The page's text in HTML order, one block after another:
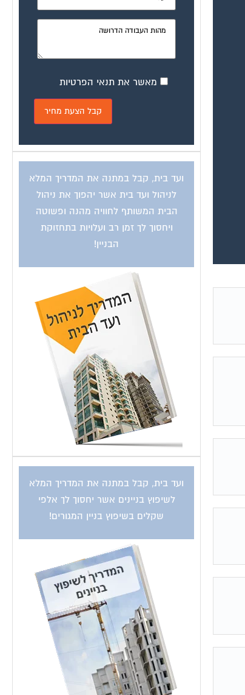
מאשר את תנאי הפרטיות
ועד בית, קבל במתנה את המדריך המלא
לניהול ועד בית אשר יהפוך את ניהול
הבית המשותף לחוויה מהנה ופשוטה
ויחסוך לך זמן רב ועלויות בתחזוקת
הבניין!
ועד בית, קבל במתנה את המדריך המלא
לשיפוץ בניינים אשר יחסוך לך אלפי
שקלים בשיפוץ בניין המגורים!